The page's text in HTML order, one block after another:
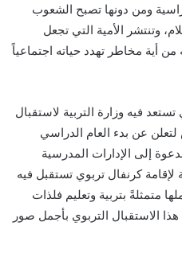
ومن دونها تصبح الشعوب
وتنتشر الأمية التي تجعل
أية مخاطر تهدد حياته اجتماعياً
فيه وزارة التربية لاستقبال
لتعلن عن بدء العام الدراسي
توجه الدعوة إلى الإدارات المدرسية
لإقامة كرنفال تربوي تستقبل فيه
متمثلةً بتربية وتعليم فلذات
هذا الاستقبال التربوي بأجمل صور